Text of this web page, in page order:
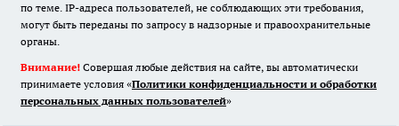
по теме. IP-адреса пользователей, не соблюдающих эти требования,
могут быть переданы по запросу в надзорные и правоохранительные
органы.
Внимание! Совершая любые действия на сайте, вы автоматически
принимаете условия «Политики конфиденциальности и обработки
персональных данных пользователей»